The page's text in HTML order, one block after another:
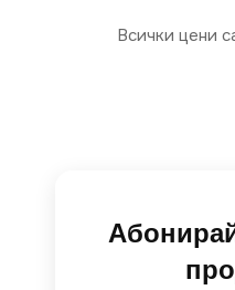
Всички цени